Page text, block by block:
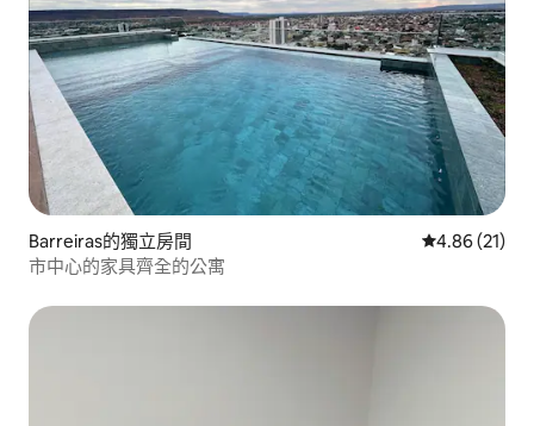
Barreiras的獨立房間 從 21 則評價
4.86 (21)
市中心的家具齊全的公寓